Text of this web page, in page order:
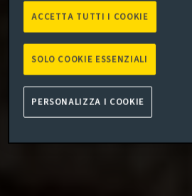
SOLO COOKIE ESSENZIALI
ACCETTA TUTTI I COOKIE
PERSONALIZZA I COOKIE